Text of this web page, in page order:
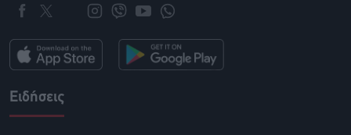
Ειδήσεις